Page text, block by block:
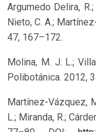
Argumedo Delira,
Nieto, C. A.;
47, 167–172.
Molina, M. J. L.;
Polibotánica. 2012,
Martínez-Vázquez,
L.; Miranda, R.;